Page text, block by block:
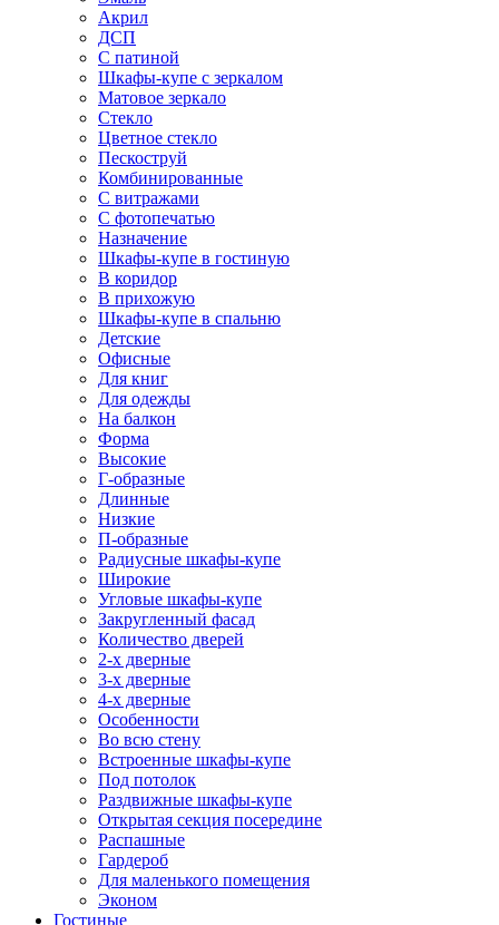
Акрил
ДСП
С патиной
Шкафы-купе с зеркалом
Матовое зеркало
Стекло
Цветное стекло
Пескоструй
Комбинированные
С витражами
С фотопечатью
Назначение
Шкафы-купе в гостиную
В коридор
В прихожую
Шкафы-купе в спальню
Детские
Офисные
Для книг
Для одежды
На балкон
Форма
Высокие
Г-образные
Длинные
Низкие
П-образные
Радиусные шкафы-купе
Широкие
Угловые шкафы-купе
Закругленный фасад
Количество дверей
2-х дверные
3-х дверные
4-х дверные
Особенности
Во всю стену
Встроенные шкафы-купе
Под потолок
Раздвижные шкафы-купе
Открытая секция посередине
Распашные
Гардероб
Для маленького помещения
Эконом
Гостиные